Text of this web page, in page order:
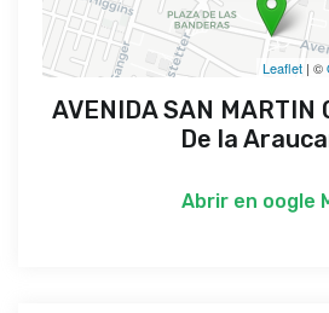
Leaflet | ©
AVENIDA SAN
De la
Abrir en oogle